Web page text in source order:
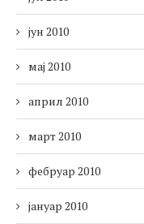
јун 2010
мај 2010
април 2010
март 2010
фебруар 2010
јануар 2010